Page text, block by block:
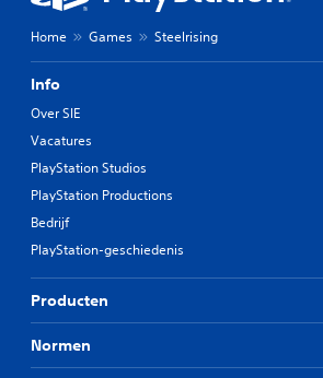
Home Games Steelrising
Info
Over SIE
Vacatures
PlayStation Studios
PlayStation Productions
Bedrijf
PlayStation-geschiedenis
Producten
Normen